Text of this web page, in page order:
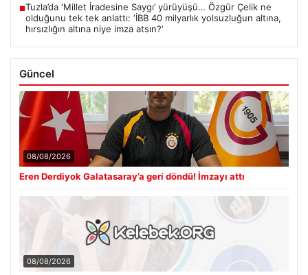
■Tuzla’da ‘Millet İradesine Saygı’ yürüyüşü… Özgür Çelik ne
olduğunu tek tek anlattı: ‘İBB 40 milyarlık yolsuzluğun altına,
hırsızlığın altına niye imza atsın?’
Güncel
08/08/2026
Eren Derdiyok Galatasaray’a geri döndü! İmzayı attı
08/08/2026